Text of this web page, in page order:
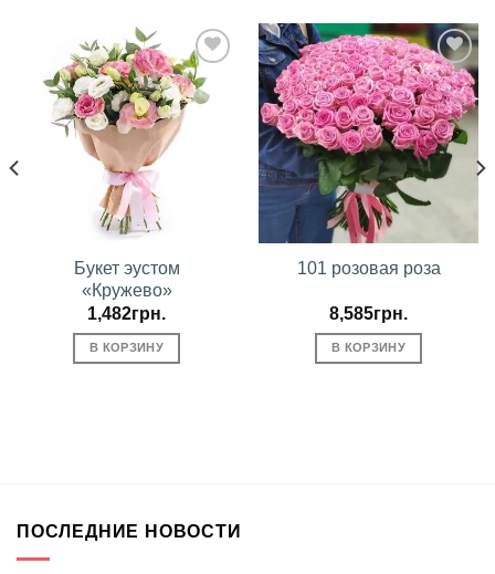
В
избранное
Букет эустом
«Кружево»
1,482грн.
В КОРЗИНУ
В
избранное
101 розовая роза
8,585грн.
В КОРЗИНУ
ПОСЛЕДНИЕ НОВОСТИ